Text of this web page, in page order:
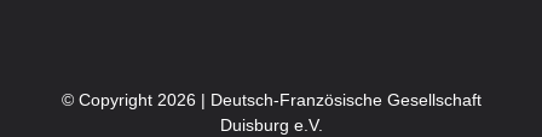
© Copyright 2026 | Deutsch-Französische Gesellschaft
Duisburg e.V.